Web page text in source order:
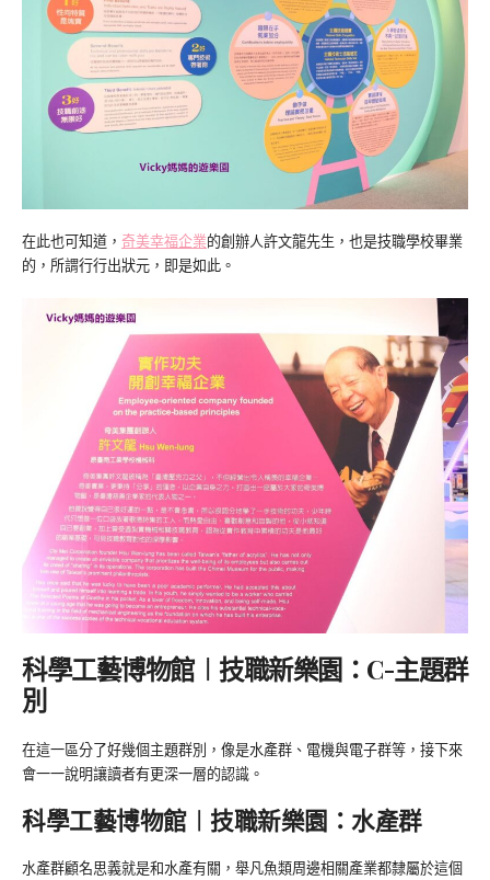
在此也可知道， 奇美幸福企業的創辦人許文龍先生，也是技職學校畢業
的，所謂行行出狀元，即是如此。
科學工藝博物館︱技職新樂園：C-主題群
別
在這一區分了好幾個主題群別，像是水產群、電機與電子群等，接下來
會一一說明讓讀者有更深一層的認識。
科學工藝博物館︱技職新樂園：水產群
水產群顧名思義就是和水產有關，舉凡魚類周邊相關產業都隸屬於這個